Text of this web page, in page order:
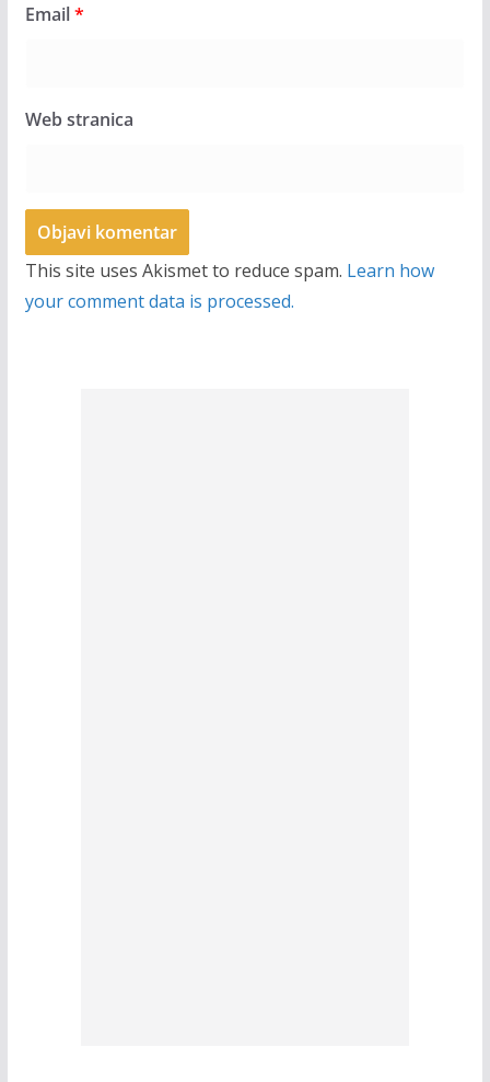
Email*
Web stranica
This site uses Akismet to reduce spam. Learn how
your comment data is processed.